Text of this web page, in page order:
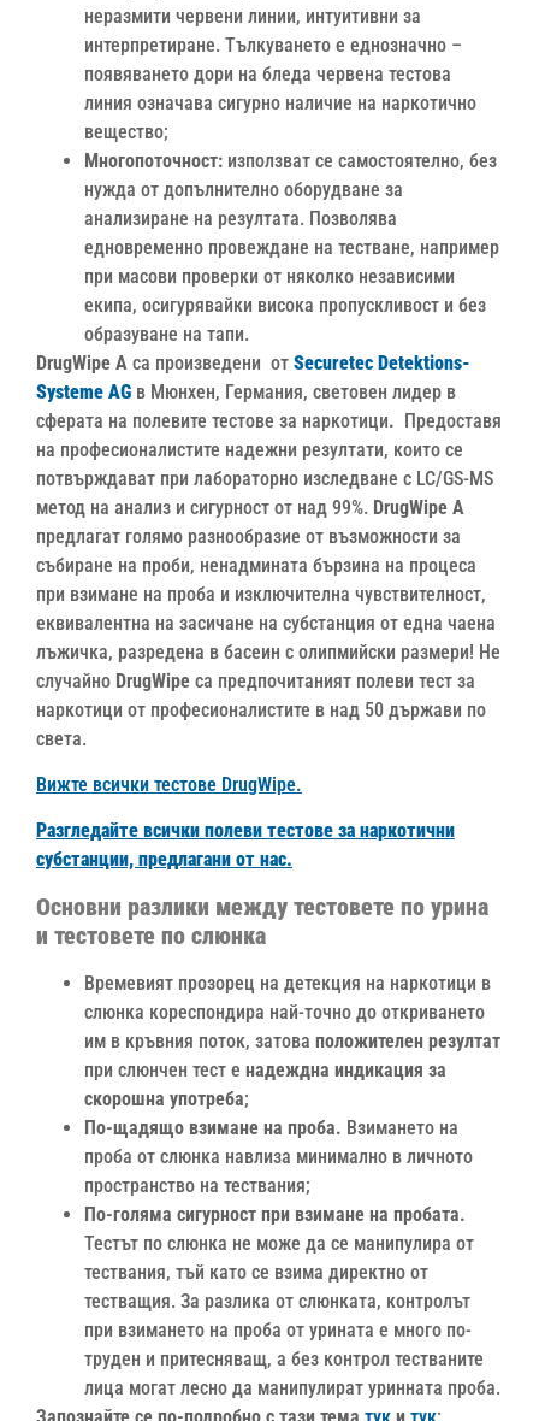
неразмити червени линии, интуитивни за
интерпретиране. Тълкуването е еднозначно –
появяването дори на бледа червена тестова
линия означава сигурно наличие на наркотично
вещество;
Многопоточност: използват се самостоятелно, без
нужда от допълнително оборудване за
анализиране на резултата. Позволява
едновременно провеждане на тестване, например
при масови проверки от няколко независими
екипа, осигурявайки висока пропускливост и без
образуване на тапи.
DrugWipe А са произведени от Securetec Detektions-
Systeme AG в Мюнхен, Германия, световен лидер в
сферата на полевите тестове за наркотици. Предоставя
на професионалистите надежни резултати, които се
потвърждават при лабораторно изследване с LC/GS-MS
метод на анализ и сигурност от над 99%. DrugWipe А
предлагат голямо разнообразие от възможности за
събиране на проби, ненадмината бързина на процеса
при взимане на проба и изключителна чувствителност,
еквивалентна на засичане на субстанция от една чаена
лъжичка, разредена в басеин с олипмийски размери! Не
случайно DrugWipe са предпочитаният полеви тест за
наркотици от професионалистите в над 50 държави по
света.
Вижте всички тестове DrugWipe.
Разгледайте всички полеви тестове за наркотични
субстанции, предлагани от нас.
Основни разлики между тестовете по урина
и тестовете по слюнка
Времевият прозорец на детекция на наркотици в
слюнка кореспондира най-точно до откриването
им в кръвния поток, затова положителен резултат
при слюнчен тест е надеждна индикация за
скорошна употреба;
По-щадящо взимане на проба. Взимането на
проба от слюнка навлиза минимално в личното
пространство на тествания;
По-голяма сигурност при взимане на пробата.
Тестът по слюнка не може да се манипулира от
тествания, тъй като се взима директно от
тестващия. За разлика от слюнката, контролът
при взимането на проба от урината е много по-
труден и притесняващ, а без контрол тестваните
лица могат лесно да манипулират уринната проба.